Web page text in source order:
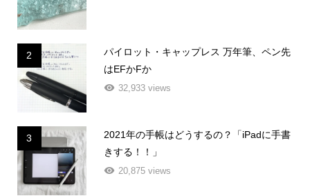
2
パイロット・キャップレス 万年筆、ペン先
はEFかFか
32,933 views
3
2021年の手帳はどうするの？「iPadに手書
きする！！」
20,875 views